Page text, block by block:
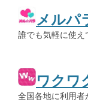
メルパ
誰でも気軽に使え
ワクワ
全国各地に利用者